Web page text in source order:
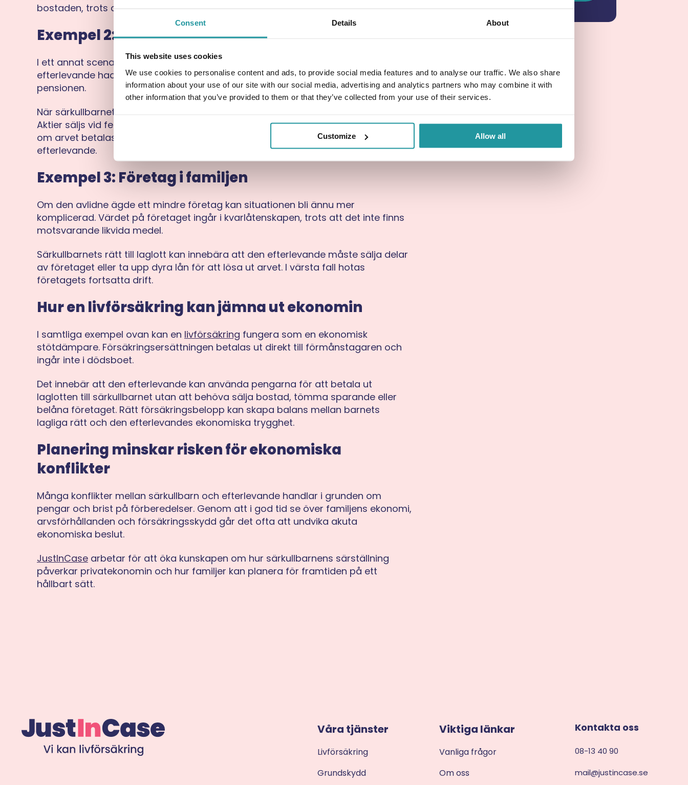
Consent Details About
This website uses cookies
We use cookies to personalise content and ads, to provide social media features and to analyse our traffic. We also share
information about your use of our site with our social media, advertising and analytics partners who may combine it with
other information that you’ve provided to them or that they’ve collected from your use of their services.
Customize Allow all
bostaden, trots att man kanske hade planerat att bo kvar.
Exempel 2: Sparande som försvinner över en natt
I ett annat scenario finns ett fritidshus, aktier och ett sparkapital. Den
efterlevande hade tänkt använda sparandet som ekonomisk trygghet under
pensionen.
När särkullbarnet begär ut sin laglott behöver delar av sparandet lösas upp.
Aktier säljs vid fel tillfälle och bufferten för framtida utgifter minskar kraftigt. Även
om arvet betalas ut korrekt kan den ekonomiska effekten bli långvarig för den
efterlevande.
Exempel 3: Företag i familjen
Om den avlidne ägde ett mindre företag kan situationen bli ännu mer
komplicerad. Värdet på företaget ingår i kvarlåtenskapen, trots att det inte finns
motsvarande likvida medel.
Särkullbarnets rätt till laglott kan innebära att den efterlevande måste sälja delar
av företaget eller ta upp dyra lån för att lösa ut arvet. I värsta fall hotas
företagets fortsatta drift.
Hur en livförsäkring kan jämna ut ekonomin
I samtliga exempel ovan kan en livförsäkring fungera som en ekonomisk
stötdämpare. Försäkringsersättningen betalas ut direkt till förmånstagaren och
ingår inte i dödsboet.
Det innebär att den efterlevande kan använda pengarna för att betala ut
laglotten till särkullbarnet utan att behöva sälja bostad, tömma sparande eller
belåna företaget. Rätt försäkringsbelopp kan skapa balans mellan barnets
lagliga rätt och den efterlevandes ekonomiska trygghet.
Planering minskar risken för ekonomiska
konflikter
Många konflikter mellan särkullbarn och efterlevande handlar i grunden om
pengar och brist på förberedelser. Genom att i god tid se över familjens ekonomi,
arvsförhållanden och försäkringsskydd går det ofta att undvika akuta
ekonomiska beslut.
JustInCase arbetar för att öka kunskapen om hur särkullbarnens särställning
påverkar privatekonomin och hur familjer kan planera för framtiden på ett
hållbart sätt.
Våra tjänster Viktiga länkar
Livförsäkring
Vanliga frågor
Grundskydd
Om oss
Kontakta oss
08-13 40 90
mail@justincase.se